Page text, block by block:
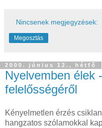
Nincsenek megjegyzések:
Megosztás
2000. június 12., hétfő
Nyelvemben élek
felelősségéről
Kényelmetlen érzés
hangzatos szólamokkal